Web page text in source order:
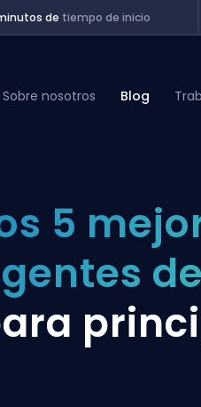
de tiempo de inicio
Sobre nosotros Blog
5
de